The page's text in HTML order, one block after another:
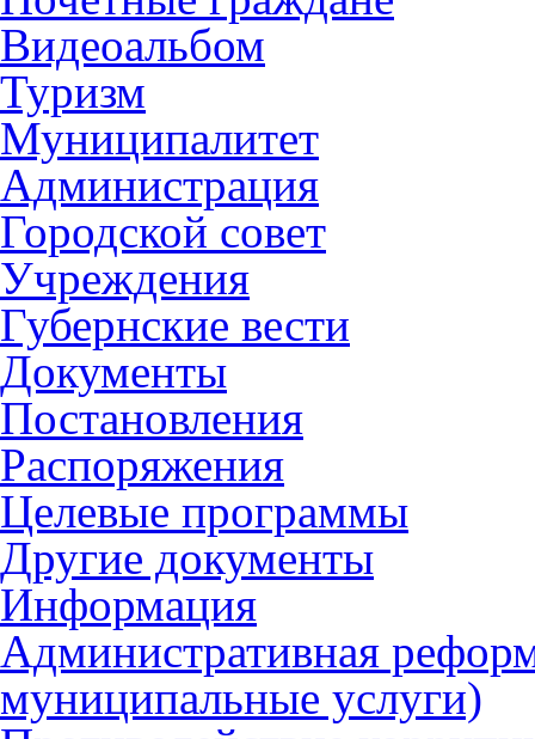
Видеоальбом
Туризм
Муниципалитет
Администрация
Городской совет
Учреждения
Губернские вести
Документы
Постановления
Распоряжения
Целевые программы
Другие документы
Информация
Административная
муниципальные услуги)